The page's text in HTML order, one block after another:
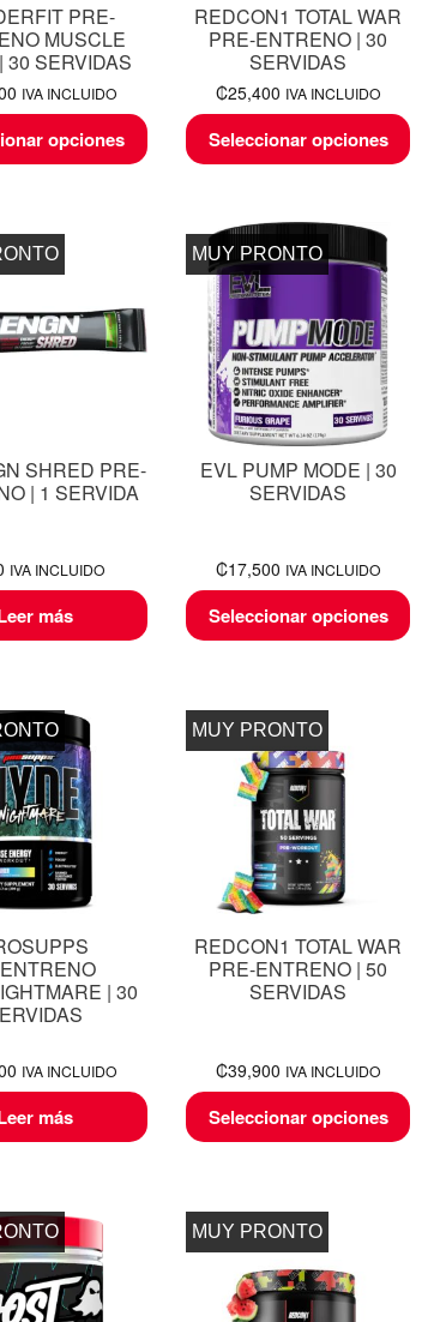
PRE-
MUSCLE
30 SERVIDAS
IVA INCLUIDO
opciones
REDCON1 TOTAL WAR
PRE-ENTRENO | 30
SERVIDAS
₡25,400 IVA INCLUIDO
Seleccionar opciones
SHRED PRE-
| 1 SERVIDA
IVA INCLUIDO
más
MUY PRONTO
EVL PUMP MODE | 30
SERVIDAS
₡17,500 IVA INCLUIDO
Seleccionar opciones
| 30
IVA INCLUIDO
más
MUY PRONTO
REDCON1 TOTAL WAR
PRE-ENTRENO | 50
SERVIDAS
₡39,900 IVA INCLUIDO
Seleccionar opciones
MUY PRONTO